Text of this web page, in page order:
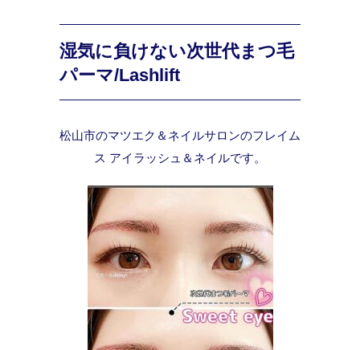
湿気に負けない次世代まつ毛
パーマ/Lashlift
松山市のマツエク＆ネイルサロンのフレイム
ス アイラッシュ＆ネイルです。